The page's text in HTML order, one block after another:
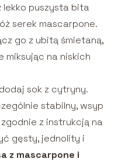
puszysta bita
serek mascarpone.
go z ubitą śmietaną,
na niskich
sok z cytryny.
stabilny, wsyp
z instrukcją na
gęsty, jednolity i
z mascarpone i